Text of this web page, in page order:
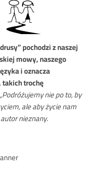
pochodzi z naszej
mowy, naszego
i oznacza
trochę
„Podróżujemy nie po to, by
ale aby życie nam
nieznany.